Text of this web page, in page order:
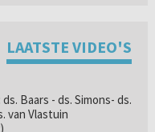
LAATSTE VIDEO'S
Baars - ds. Simons- ds.
van Vlastuin